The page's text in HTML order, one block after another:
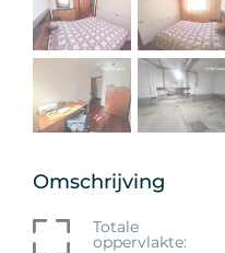
Omschrijving
Totale
oppervlakte: